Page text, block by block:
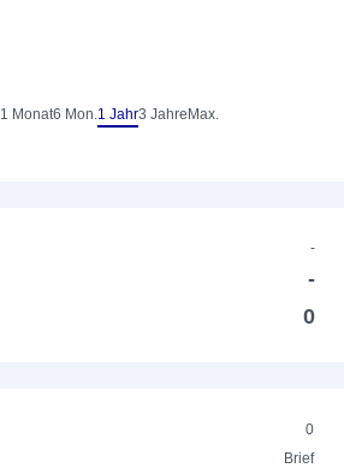
1 Monat6 Mon.1 Jahr3 Jahre Max.
-
-
0
0
Brief